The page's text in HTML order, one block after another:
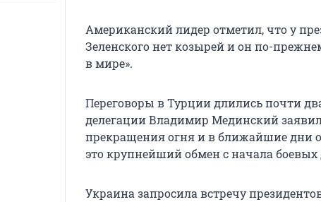
Американский лидер отметил, что у
Зеленского нет козырей и он по-
в мире».
Переговоры в Турции длились почти
делегации Владимир Мединский
прекращения огня и в ближайшие дни
это крупнейший обмен с начала боевых
Украина запросила встречу